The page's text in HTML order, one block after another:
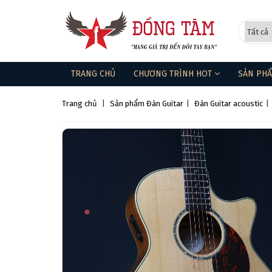
TRANG CHỦ CHƯƠNG TRÌNH HOT SẢN
Trang chủ Sản phẩm Đàn Guitar Đàn Guitar acoustic